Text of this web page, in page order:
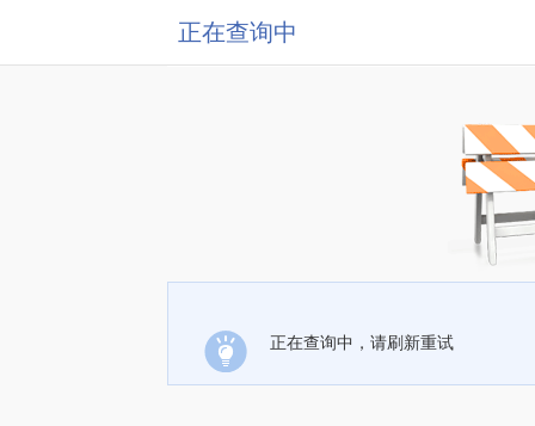
正在查询中
正在查询中，请刷新重试